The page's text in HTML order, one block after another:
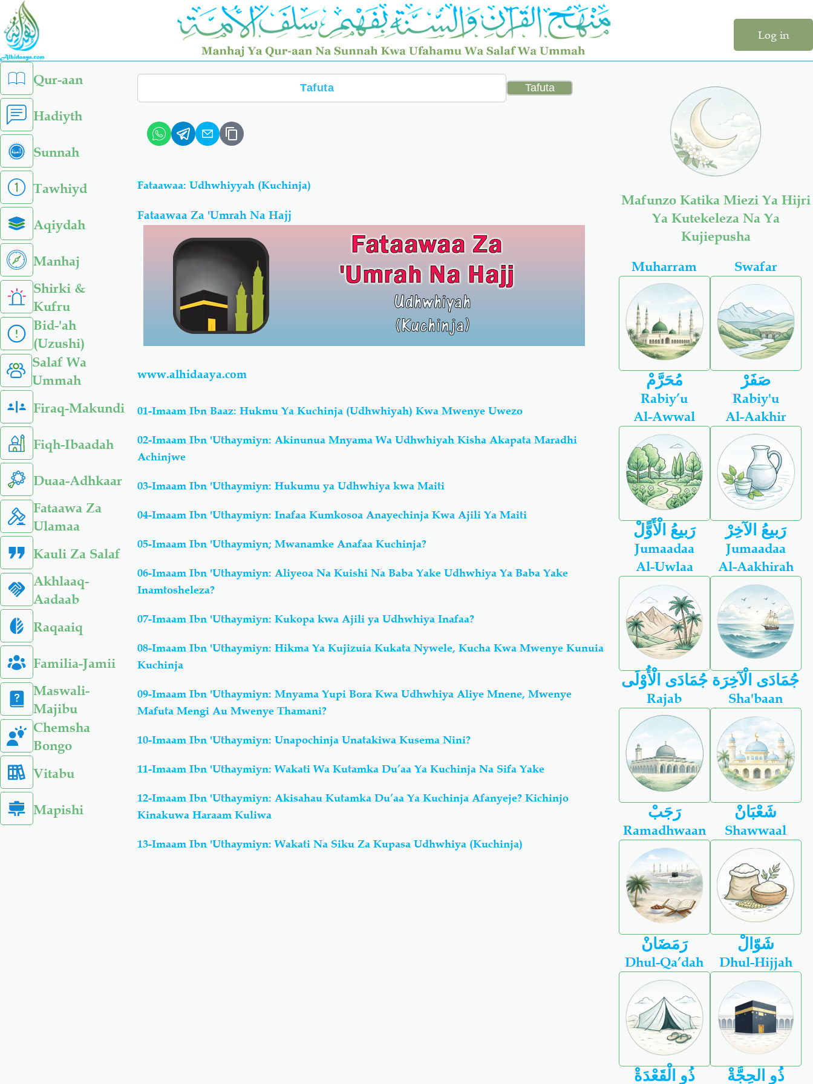
Skip
main
content
Log in
left
sidebar
menu
Qur-aan
Hadiyth
Sunnah
Tawhiyd
Aqiydah
Manhaj
Shirki &
Kufru
Bid-'ah
(Uzushi)
Salaf Wa
Ummah
Firaq-Makundi
Fiqh-Ibaadah
Duaa-Adhkaar
Fataawa Za
Ulamaa
Kauli Za Salaf
Akhlaaq-
Aadaab
Raqaaiq
Familia-Jamii
Maswali-
Majibu
Chemsha
Bongo
Vitabu
Mapishi
Search
Fataawaa: Udhwhiyyah (Kuchinja)
Fataawaa Za 'Umrah Na Hajj
www.alhidaaya.com
01-Imaam Ibn Baaz: Hukmu Ya Kuchinja (Udhwhiyah) Kwa Mwenye Uwezo
02-Imaam Ibn 'Uthaymiyn: Akinunua Mnyama Wa Udhwhiyah Kisha Akapata Maradhi
Achinjwe
03-Imaam Ibn 'Uthaymiyn: Hukumu ya Udhwhiya kwa Maiti
04-Imaam Ibn 'Uthaymiyn: Inafaa Kumkosoa Anayechinja Kwa Ajili Ya Maiti
05-Imaam Ibn 'Uthaymiyn; Mwanamke Anafaa Kuchinja?
06-Imaam Ibn 'Uthaymiyn: Aliyeoa Na Kuishi Na Baba Yake Udhwhiya Ya Baba Yake
Inamtosheleza?
07-Imaam Ibn 'Uthaymiyn: Kukopa kwa Ajili ya Udhwhiya Inafaa?
08-Imaam Ibn 'Uthaymiyn: Hikma Ya Kujizuia Kukata Nywele, Kucha Kwa Mwenye Kunuia
Kuchinja
09-Imaam Ibn 'Uthaymiyn: Mnyama Yupi Bora Kwa Udhwhiya Aliye Mnene, Mwenye
Mafuta Mengi Au Mwenye Thamani?
10-Imaam Ibn 'Uthaymiyn: Unapochinja Unatakiwa Kusema Nini?
11-Imaam Ibn 'Uthaymiyn: Wakati Wa Kutamka Du’aa Ya Kuchinja Na Sifa Yake
12-Imaam Ibn 'Uthaymiyn: Akisahau Kutamka Du’aa Ya Kuchinja Afanyeje? Kichinjo
Kinakuwa Haraam Kuliwa
13-Imaam Ibn 'Uthaymiyn: Wakati Na Siku Za Kupasa Udhwhiya (Kuchinja)
Mafunzo Katika Miezi Ya Hijri
Ya Kutekeleza Na Ya
Kujiepusha
Muharram
مُحَرَّمْ
Swafar
صَفَرْ
Rabiy’u
Al-Awwal
رَبيعُ الْأَوًّلْ
Rabiy'u
Al-Aakhir
رَبيعُ الآخِرْ
Jumaadaa
Al-Uwlaa
جُمَادَى الْأُوْلَى
Jumaadaa
Al-Aakhirah
جُمَادَى الْآخِرَة
Rajab
رَجَبْ
Sha'baan
شَعْبَانْ
Ramadhwaan
رَمَضَانْ
Shawwaal
شَوّالْ
Dhul-Qa’dah
ذُو الْقَعْدَةْ
Dhul-Hijjah
ذُو الحِجَّةْ